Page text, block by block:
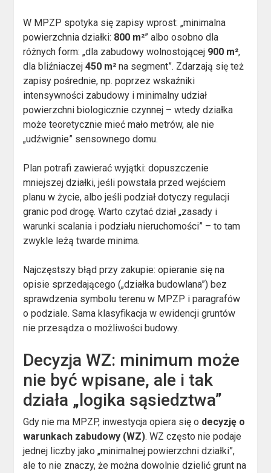
W MPZP spotyka się zapisy wprost: „minimalna
powierzchnia działki: 800 m²” albo osobno dla
różnych form: „dla zabudowy wolnostojącej 900 m²,
dla bliźniaczej450 m² na segment”. Zdarzają się też
zapisy pośrednie, np. poprzez wskaźniki
intensywności zabudowy i minimalny udział
powierzchni biologicznie czynnej – wtedy działka
może teoretycznie mieć mało metrów, ale nie
„udźwignie” sensownego domu.
Plan potrafi zawierać wyjątki: dopuszczenie
mniejszej działki, jeśli powstała przed wejściem
planu w życie, albo jeśli podział dotyczy regulacji
granic pod drogę. Warto czytać dział „zasady i
warunki scalania i podziału nieruchomości” – to tam
zwykle leżą twarde minima.
Najczęstszy błąd przy zakupie: opieranie się na
opisie sprzedającego („działka budowlana”) bez
sprawdzenia symbolu terenu w MPZP i paragrafów
o podziale. Sama klasyfikacja w ewidencji gruntów
nie przesądza o możliwości budowy.
Decyzja WZ: minimum może
nie być wpisane, ale i tak
działa „logika sąsiedztwa”
Gdy nie ma MPZP, inwestycja opiera się o decyzję o
warunkach zabudowy (WZ). WZ często nie podaje
jednej liczby jako „minimalnej powierzchni działki”,
ale to nie znaczy, że można dowolnie dzielić grunt na